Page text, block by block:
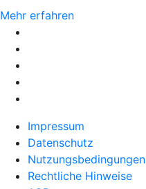
Mehr erfahren
Impressum
Datenschutz
Nutzungsbedingungen
Rechtliche Hinweise